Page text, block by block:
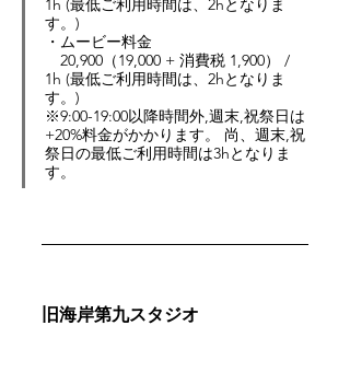
1h (最低ご利用時間は、2hとなりま
す。)
・ムービー料金
20,900（19,000 + 消費税 1,900） /
1h (最低ご利用時間は、2hとなりま
す。)
※9:00-19:00以降時間外,週末,祝祭日は
+20%料金がかかります。 尚、週末,祝
祭日の最低ご利用時間は3hとなりま
す。
旧海岸第九スタジオ